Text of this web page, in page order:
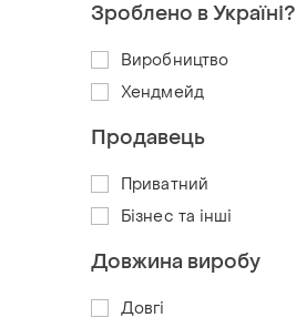
Зроблено в Україні?
Виробництво
Хендмейд
Продавець
Приватний
Бізнес та інші
Довжина виробу
Довгі